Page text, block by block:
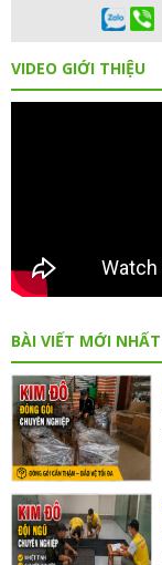
VIDEO GIỚI THIỆU
BÀI VIẾT MỚI NHẤT